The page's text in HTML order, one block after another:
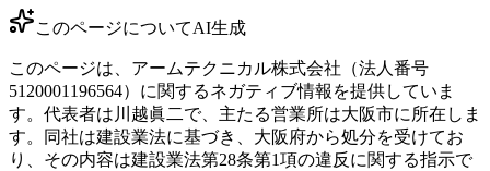
このページについてAI生成
このページは、アームテクニカル株式会社（法人番号
5120001196564）に関するネガティブ情報を提供していま
す。代表者は川越眞二で、主たる営業所は大阪市に所在しま
す。同社は建設業法に基づき、大阪府から処分を受けてお
り、その内容は建設業法第28条第1項の違反に関する指示で